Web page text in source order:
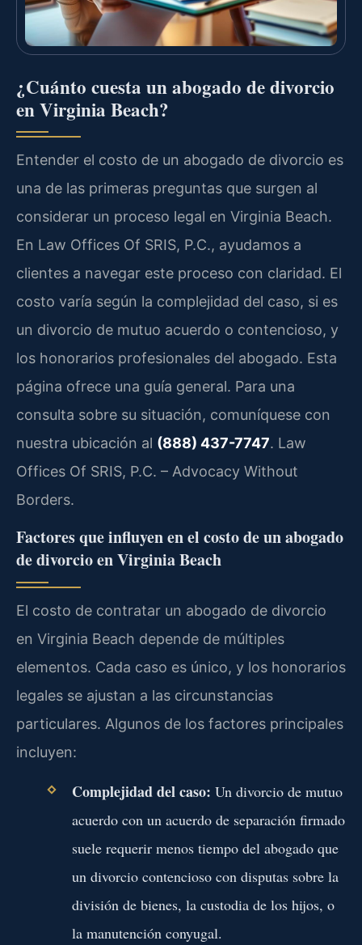
¿Cuánto cuesta un abogado de divorcio
en Virginia Beach?
Entender el costo de un abogado de divorcio es
una de las primeras preguntas que surgen al
considerar un proceso legal en Virginia Beach.
En Law Offices Of SRIS, P.C., ayudamos a
clientes a navegar este proceso con claridad. El
costo varía según la complejidad del caso, si es
un divorcio de mutuo acuerdo o contencioso, y
los honorarios profesionales del abogado. Esta
página ofrece una guía general. Para una
consulta sobre su situación, comuníquese con
nuestra ubicación al (888) 437-7747. Law
Offices Of SRIS, P.C. – Advocacy Without
Borders.
Factores que influyen en el costo de un abogado
de divorcio en Virginia Beach
El costo de contratar un abogado de divorcio
en Virginia Beach depende de múltiples
elementos. Cada caso es único, y los honorarios
legales se ajustan a las circunstancias
particulares. Algunos de los factores principales
incluyen:
Complejidad del caso: Un divorcio de mutuo
acuerdo con un acuerdo de separación firmado
suele requerir menos tiempo del abogado que
un divorcio contencioso con disputas sobre la
división de bienes, la custodia de los hijos, o
la manutención conyugal.